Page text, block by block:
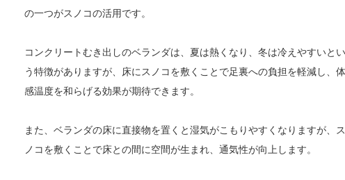
の一つがスノコの活用です。
コンクリートむき出しのベランダは、夏は熱くなり、冬は冷えやすいとい
う特徴がありますが、床にスノコを敷くことで足裏への負担を軽減し、体
感温度を和らげる効果が期待できます。
また、ベランダの床に直接物を置くと湿気がこもりやすくなりますが、ス
ノコを敷くことで床との間に空間が生まれ、通気性が向上します。